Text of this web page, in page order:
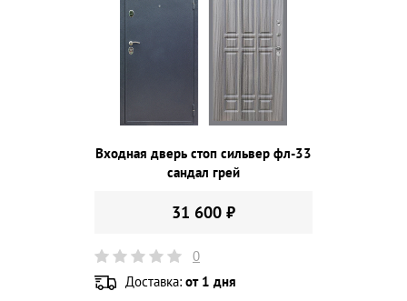
Входная дверь стоп сильвер фл-33
сандал грей
31 600 ₽
0
Доставка: от 1 дня